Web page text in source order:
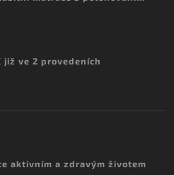
již ve 2 provedeních
aktivním a zdravým životem